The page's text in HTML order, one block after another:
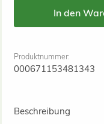
In den
Produktnummer:
000671153481343
Beschreibung